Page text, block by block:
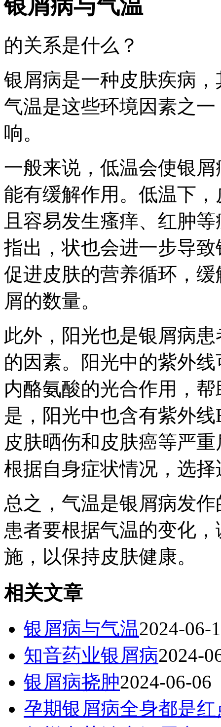
银屑病与气温
的关系是什么？
银屑病是一种皮肤疾病
气温是这些环境因素之
响。
一般来说，低温会使银
能有缓解作用。低温下
且容易发生瘙痒、红肿
指出，状也会进一步导
促进皮肤的营养循环，
屑的数量。
此外，阳光也是银屑病
的因素。阳光中的紫外
内酪氨酸的光合作用，
是，阳光中也含有紫外
皮肤晒伤和皮肤癌等严
根据自身症状情况，选
总之，气温是银屑病发
患者要根据气温的变化
施，以保持皮肤健康。
相关文章
银屑病与气温2024-06-
知音药业银屑病2024-
银屑病挠肿2024-06-06
孕期银屑病全身都是红